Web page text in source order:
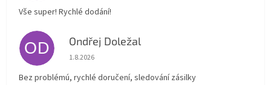
Vše super! Rychlé dodání!
OD Ondřej Doležal
Hodnocení obchodu je 5 z 5 hvězdiček.
1.8.2026
Bez problémú, rychlé doručení, sledování zásilky